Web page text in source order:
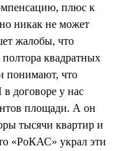
плюс к
никак не может
жалобы, что
квадратных
понимают, что
договоре у нас
площади. А он
тысячи квартир и
«РоКАС» украл эти